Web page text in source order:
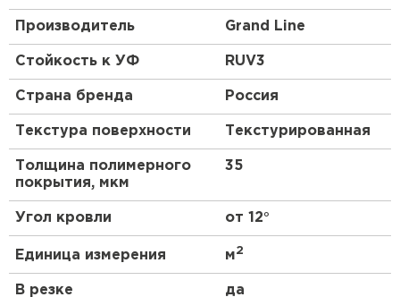
Производитель Grand Line
Стойкость к УФ RUV3
Страна бренда Россия
Текстура поверхности Текстурированная
Толщина полимерного
покрытия, мкм
35
Угол кровли от 12°
Единица измерения м2
В резке да